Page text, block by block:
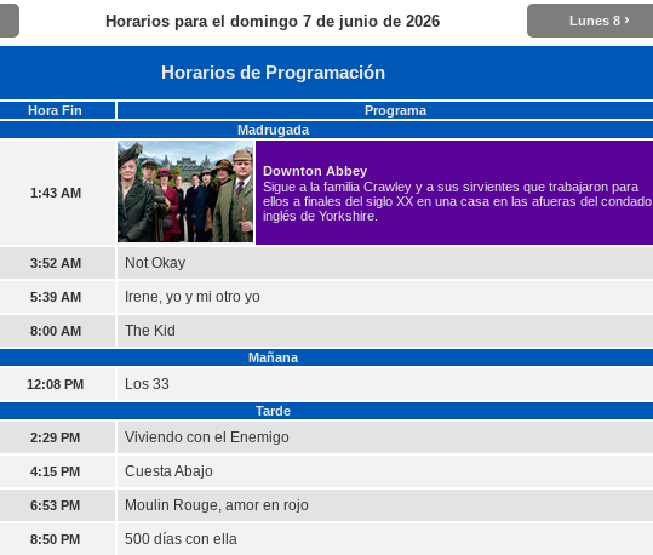
Horarios para el domingo 7 de junio de 2026 Lunes 8 ›
Horarios de Programación
Hora Fin
Programa
Madrugada
1:43 AM
Downton Abbey
Sigue a la familia Crawley y a sus sirvientes que trabajaron para
ellos a finales del siglo XX en una casa en las afueras del condado
inglés de Yorkshire.
3:52 AM Not Okay
5:39 AM Irene, yo y mi otro yo
8:00 AM The Kid
Mañana
12:08 PM Los 33
Tarde
2:29 PM Viviendo con el Enemigo
4:15 PM Cuesta Abajo
6:53 PM Moulin Rouge, amor en rojo
8:50 PM 500 días con ella